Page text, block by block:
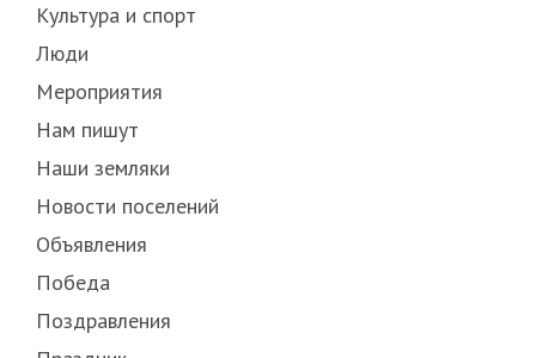
Культура и спорт
Люди
Мероприятия
Нам пишут
Наши земляки
Новости поселений
Объявления
Победа
Поздравления